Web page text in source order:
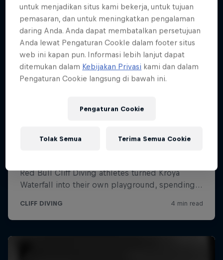
untuk menjadikan situs kami bekerja, untuk tujuan
pemasaran, dan untuk meningkatkan pengalaman
daring Anda. Anda dapat membatalkan persetujuan
Anda lewat Pengaturan CookIe dalam footer situs
web ini kapan pun. Informasi lebih lanjut dapat
ditemukan dalam Kebijakan Privasi kami dan dalam
Pengaturan Cookie langsung di bawah ini.
Pengaturan Cookie
Tolak Semua Terima Semua Cookie